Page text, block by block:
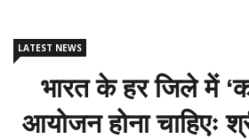
LATEST NEWS
भारत के हर जिले में
आयोजन होना चाहिएः